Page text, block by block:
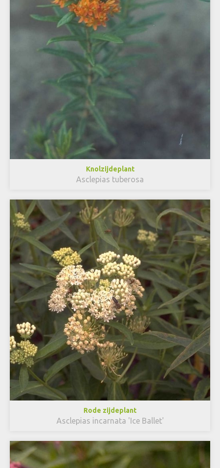
Knolzijdeplant
Asclepias tuberosa
Rode zijdeplant
Asclepias incarnata 'Ice Ballet'